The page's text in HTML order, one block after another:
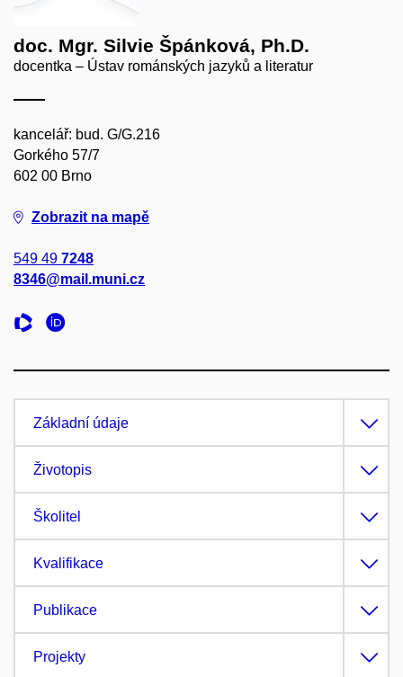
doc. Mgr. Silvie Špánková, Ph.D.
docentka – Ústav románských jazyků a literatur
kancelář: bud. G/G.216
Gorkého 57/7
602 00 Brno
Zobrazit na mapě
549 49 7248
8346@mail.muni.cz
Základní údaje
Životopis
Školitel
Kvalifikace
Publikace
Projekty